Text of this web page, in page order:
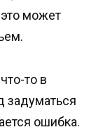
может
то в
задуматься
ошибка.